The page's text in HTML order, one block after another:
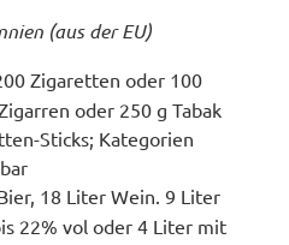
(aus der EU)
Zigaretten oder 100
oder 250 g Tabak
Sticks; Kategorien
18 Liter Wein. 9 Liter
22% vol oder 4 Liter mit